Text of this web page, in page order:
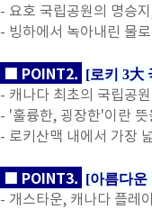
- 요호 국립공원의 명승
- 빙하에서 녹아내린 물
■ POINT2. [로키 3大
- 캐나다 최초의 국립공
- '훌륭한, 굉장한'이란
- 로키산맥 내에서 가장
■ POINT3. [아름다운
- 개스타운, 캐나다 플레